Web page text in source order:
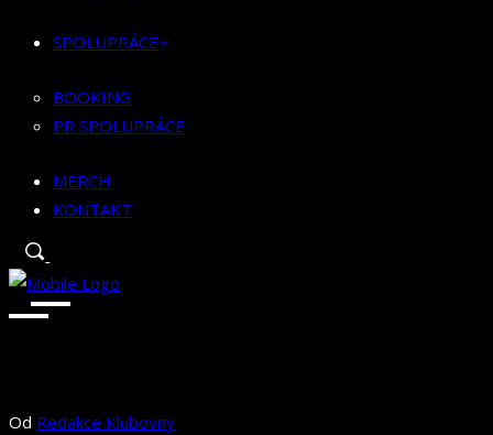
MERCH
SPOLUPRÁCE
BOOKING
PR SPOLUPRÁCE
MERCH
KONTAKT
Od Redakce Klubovny